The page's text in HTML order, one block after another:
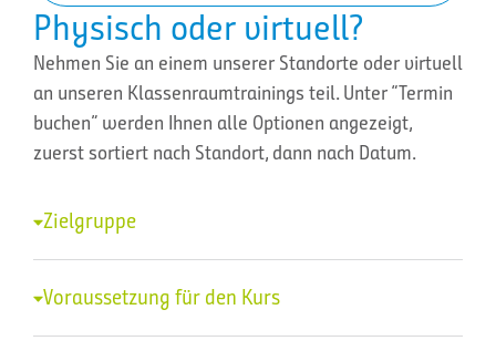
Physisch oder virtuell?
Nehmen Sie an einem unserer Standorte oder virtuell
an unseren Klassenraumtrainings teil. Unter “Termin
buchen” werden Ihnen alle Optionen angezeigt,
zuerst sortiert nach Standort, dann nach Datum.
Zielgruppe
Voraussetzung für den Kurs